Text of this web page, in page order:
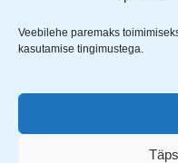
Veebilehe paremaks
kasutamise tingimustega.
Valgusallikas: 48 SMD
Valgustugevus: 550
Lambi eluiga: 20 000h
Puutetundlik paneel